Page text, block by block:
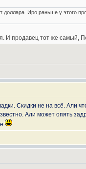
доллара. Иро раньше у этого
И продавец тот же самый,
Скидки не на всё. Али
Али может опять